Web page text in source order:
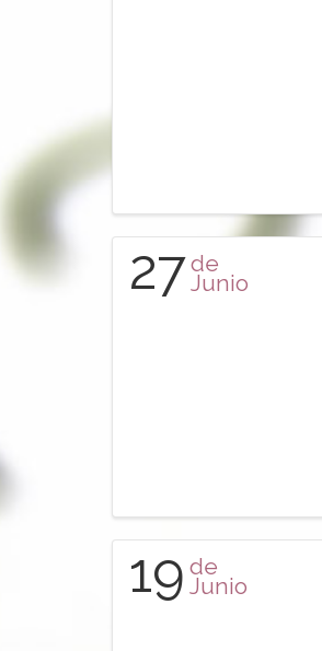
27de
Junio
19 de
Junio